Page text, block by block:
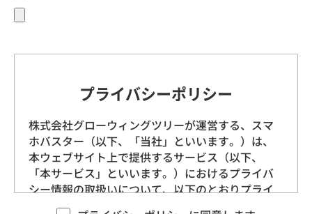
プライバシーポリシー
株式会社グローウィングツリーが運営する、スマ
ホバスター（以下、「当社」といいます。）は、
本ウェブサイト上で提供するサービス（以下、
「本サービス」といいます。）におけるプライバ
シー情報の取扱いについて、以下のとおりプライ
バシーポリシー（以下、「本ポリシー」といいま